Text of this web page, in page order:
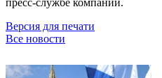
Версия для печати
Все новости